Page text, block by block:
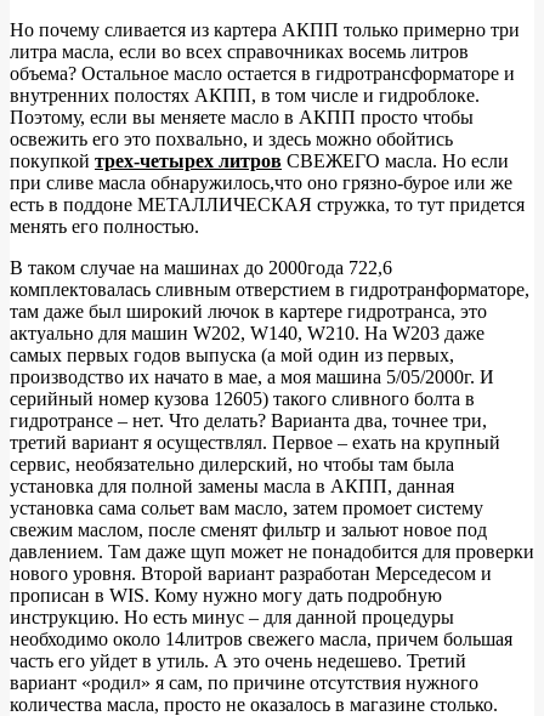
Но почему сливается из картера АКПП только примерно три
литра масла, если во всех справочниках восемь литров
объема? Остальное масло остается в гидротрансформаторе и
внутренних полостях АКПП, в том числе и гидроблоке.
Поэтому, если вы меняете масло в АКПП просто чтобы
освежить его это похвально, и здесь можно обойтись
покупкой трех-четырех литров СВЕЖЕГО масла. Но если
при сливе масла обнаружилось,что оно грязно-бурое или же
есть в поддоне МЕТАЛЛИЧЕСКАЯ стружка, то тут придется
менять его полностью.
В таком случае на машинах до 2000года 722,6
комплектовалась сливным отверстием в гидротранформаторе,
там даже был широкий лючок в картере гидротранса, это
актуально для машин W202, W140, W210. На W203 даже
самых первых годов выпуска (а мой один из первых,
производство их начато в мае, а моя машина 5/05/2000г. И
серийный номер кузова 12605) такого сливного болта в
гидротрансе – нет. Что делать? Варианта два, точнее три,
третий вариант я осуществлял. Первое – ехать на крупный
сервис, необязательно дилерский, но чтобы там была
установка для полной замены масла в АКПП, данная
установка сама сольет вам масло, затем промоет систему
свежим маслом, после сменят фильтр и зальют новое под
давлением. Там даже щуп может не понадобится для проверки
нового уровня. Второй вариант разработан Мерседесом и
прописан в WIS. Кому нужно могу дать подробную
инструкцию. Но есть минус – для данной процедуры
необходимо около 14литров свежего масла, причем большая
часть его уйдет в утиль. А это очень недешево. Третий
вариант «родил» я сам, по причине отсутствия нужного
количества масла, просто не оказалось в магазине столько.